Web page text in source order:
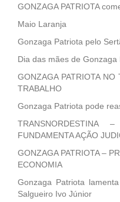
GONZAGA PATRIOTA
Maio Laranja
Gonzaga Patriota pelo
Dia das mães de Gonzaga
GONZAGA PATRIOTA
TRABALHO
Gonzaga Patriota pode
TRANSNORDESTINA
FUNDAMENTA AÇÃO
GONZAGA PATRIOTA –
ECONOMIA
Gonzaga Patriota
Salgueiro Ivo Júnior